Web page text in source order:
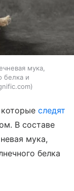
мука,
белка и
которыеследят
В составе
мука,
белка